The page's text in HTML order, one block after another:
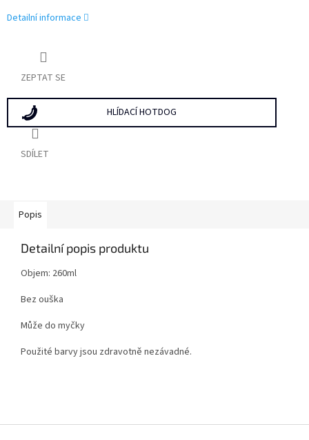
Detailní informace
ZEPTAT SE
HLÍDACÍ HOTDOG
SDÍLET
Popis
Detailní popis produktu
Objem: 260ml
Bez ouška
Může do myčky
Použité barvy jsou zdravotně nezávadné.